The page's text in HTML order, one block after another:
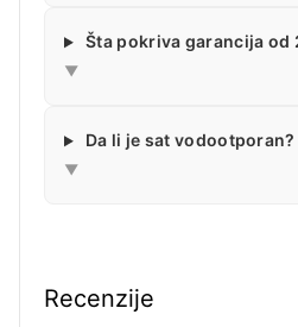
Šta pokriva garancija od
▼
Da li je sat vodootporan?
▼
Recenzije